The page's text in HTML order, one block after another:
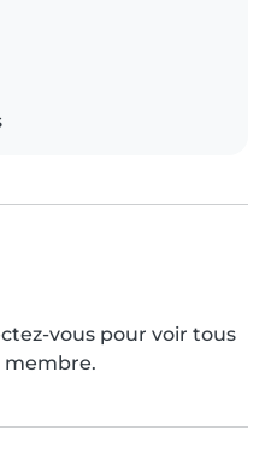
vous pour voir tous
membre.